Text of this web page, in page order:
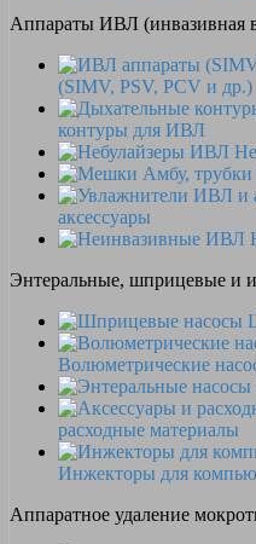
Аппараты ИВЛ (инвазивная
(SIMV, PSV, PCV и др.)
контуры для ИВЛ
аксессуары
Энтеральные, шприцевые и
Волюметрические
расходные материалы
Инжекторы для
Аппаратное удаление